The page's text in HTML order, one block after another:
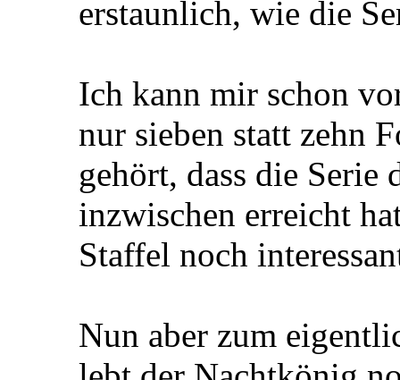
erstaunlich, wie die
Ich kann mir schon
nur sieben statt zehn
gehört, dass die
inzwischen erreicht
Staffel noch
Nun aber zum